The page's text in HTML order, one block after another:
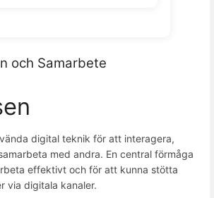
och Samarbete
digital teknik för att interagera,
med andra. En central förmåga
effektivt och för att kunna stötta
via digitala kanaler.